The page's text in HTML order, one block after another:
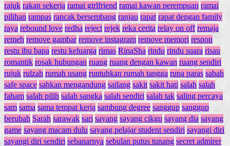
rajuk rakan sekerja ramai girlfriend ramai kawan perempuan ramai
pilihan rampas rancak bersembang ranjau rapat rapat dengan family
raya rebound love redha reject rejek reka cerita relay on off remaja
remeh remove gambar remove instagram remove memori respon
restu ibu bapa restu keluarga rimas RinaSha rindu rindu suara risau
romantik rosak hubungan ruang ruang dengan kawan ruang sendiri
rujuk rulzah rumah usang runtuhkan rumah tangga rupa paras sabah
safe space sahkan mengandung sailang sakit sakit hati salah salah
faham salah pilih salah sangka salah sendiri salah tak saling percaya
sam sama sama tempat kerja sambung degree sanggup sanggup
berubah Sarah sarawak sari sayang sayang cikgu sayang dia sayang
game sayang macam dulu sayang pelajar student sendiri sayangi diri
sayangi diri sendiri sebanarnya sebulan putus tunang secret admirer